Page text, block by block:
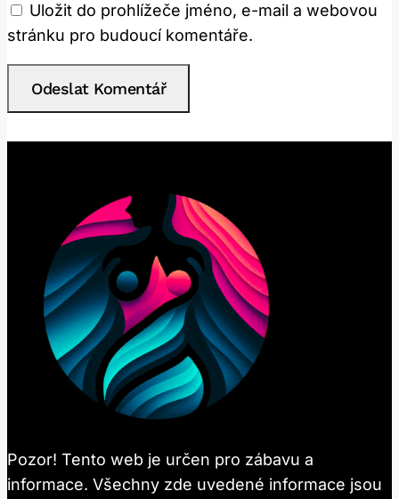
Uložit do prohlížeče jméno, e-mail a webovou
stránku pro budoucí komentáře.
Pozor! Tento web je určen pro zábavu a
informace. Všechny zde uvedené informace jsou